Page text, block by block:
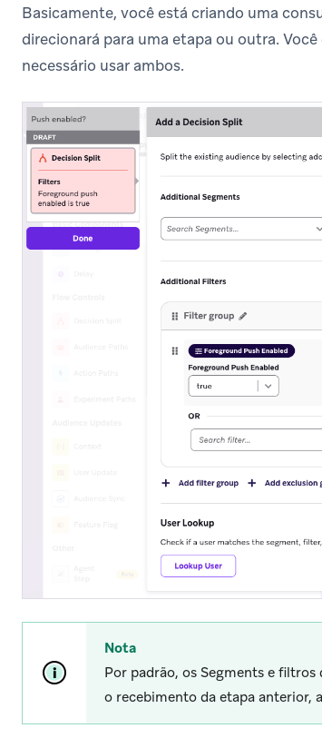
Basicamente, você está criando uma
direcionará para uma etapa ou outra.
necessário usar ambos.
Nota
Por padrão, os Segments e
o recebimento da etapa anterior,